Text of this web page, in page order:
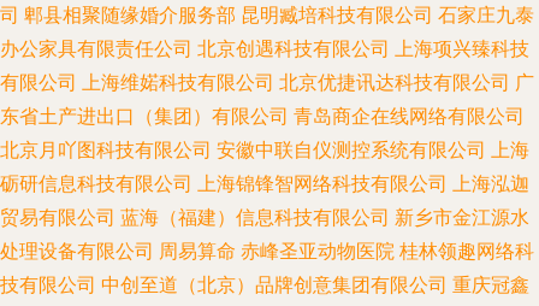
司 郫县相聚随缘婚介服务部 昆明臧培科技有限公司 石家庄九泰
办公家具有限责任公司 北京创遇科技有限公司 上海项兴臻科技
有限公司 上海维婼科技有限公司 北京优捷讯达科技有限公司 广
东省土产进出口（集团）有限公司 青岛商企在线网络有限公司
北京月吖图科技有限公司 安徽中联自仪测控系统有限公司 上海
砺研信息科技有限公司 上海锦锋智网络科技有限公司 上海泓迦
贸易有限公司 蓝海（福建）信息科技有限公司 新乡市金江源水
处理设备有限公司 周易算命 赤峰圣亚动物医院 桂林领趣网络科
技有限公司 中创至道（北京）品牌创意集团有限公司 重庆冠鑫